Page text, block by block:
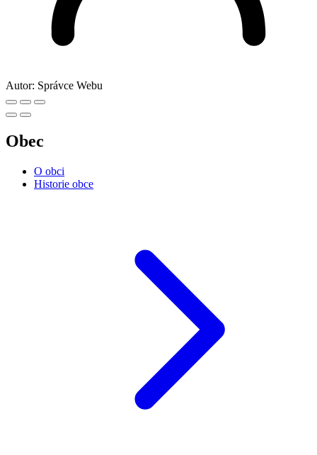
Autor: Správce Webu
Obec
O obci
Historie obce